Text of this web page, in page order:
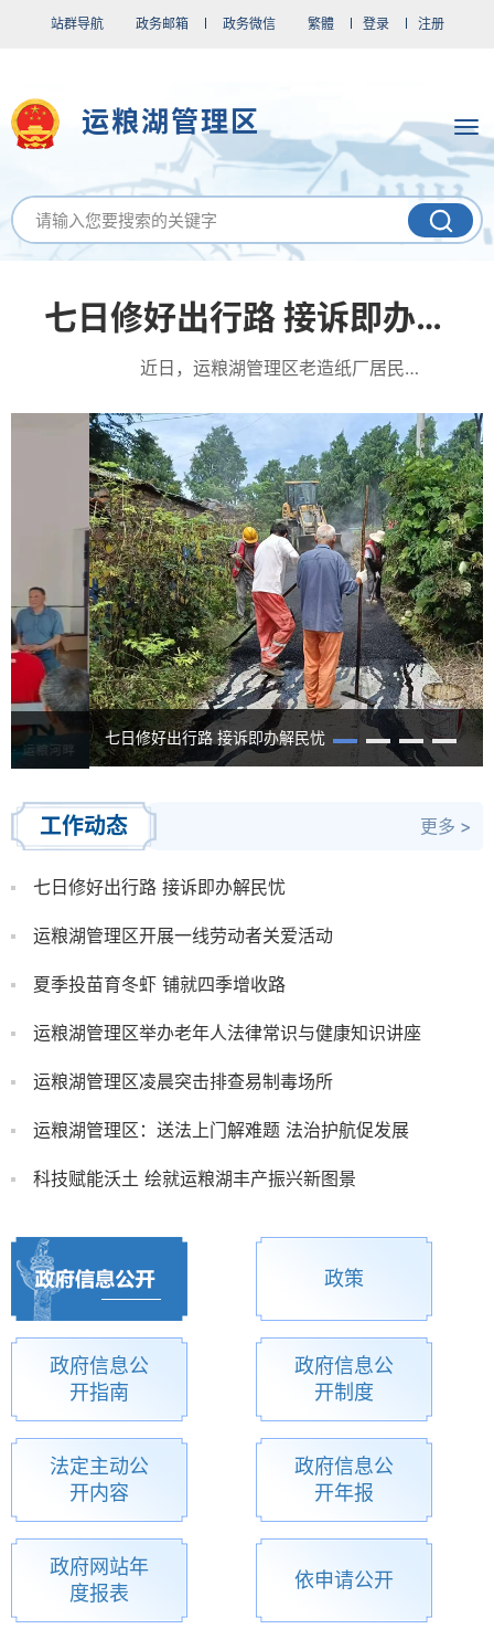
站群导航 政务邮箱 政务微信 繁體 登录 注册
运粮湖管理区
七日修好出行路 接诉即办解民忧
近日，运粮湖管理区老造纸厂居民区道路修缮工程顺利完工，获得居民一致好评。 该路段位于下坡地...
七日修好出行路 接诉即办解民忧
工作动态 更多 >
七日修好出行路 接诉即办解民忧
运粮湖管理区开展一线劳动者关爱活动
夏季投苗育冬虾 铺就四季增收路
运粮湖管理区举办老年人法律常识与健康知识讲座
运粮湖管理区凌晨突击排查易制毒场所
运粮湖管理区：送法上门解难题 法治护航促发展
科技赋能沃土 绘就运粮湖丰产振兴新图景
政策
政府信息公
开指南
政府信息公
开制度
法定主动公
开内容
政府信息公
开年报
政府网站年
度报表
依申请公开